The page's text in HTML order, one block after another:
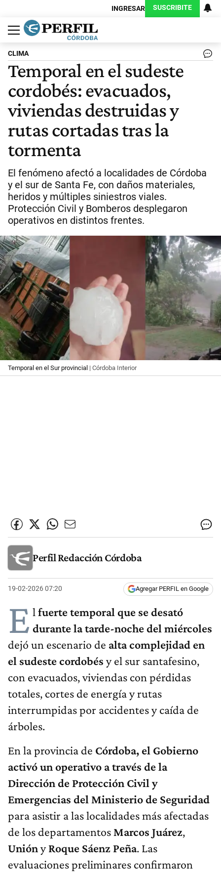
INGRESAR SUSCRIBITE
Política
Economía
Judiciales
Sociedad
Cultura
Espectáculos
Deportes
Protagonistas
CLIMA
Temporal en el sudeste
cordobés: evacuados,
viviendas destruidas y
rutas cortadas tras la
tormenta
El fenómeno afectó a localidades de Córdoba
y el sur de Santa Fe, con daños materiales,
heridos y múltiples siniestros viales.
Protección Civil y Bomberos desplegaron
operativos en distintos frentes.
Temporal en el Sur provincial | Córdoba Interior
Perfil Redacción Córdoba
19-02-2026 07:20 Agregar PERFIL en Google
E l fuerte temporal que se desató
durante la tarde-noche del miércoles
dejó un escenario de alta complejidad en
el sudeste cordobés y el sur santafesino,
con evacuados, viviendas con pérdidas
totales, cortes de energía y rutas
interrumpidas por accidentes y caída de
árboles.
En la provincia de Córdoba, el Gobierno
activó un operativo a través de la
Dirección de Protección Civil y
Emergencias del Ministerio de Seguridad
para asistir a las localidades más afectadas
de los departamentos Marcos Juárez,
UniónyRoque Sáenz Peña. Las
evaluaciones preliminares confirmaron